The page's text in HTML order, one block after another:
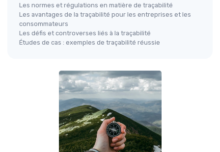
Les normes et régulations en matière de traçabilité
Les avantages de la traçabilité pour les entreprises et les
consommateurs
Les défis et controverses liés à la traçabilité
Études de cas : exemples de traçabilité réussie